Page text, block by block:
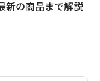
新の商品まで解説